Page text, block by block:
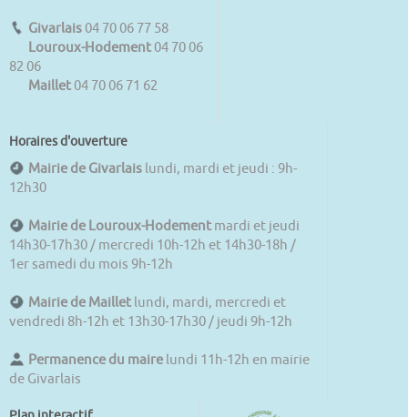
Givarlais 04 70 06 77 58
Louroux-Hodement 04 70 06
82 06
Maillet 04 70 06 71 62
Horaires d'ouverture
Mairie de Givarlais lundi, mardi et jeudi : 9h-
12h30
Mairie de Louroux-Hodement mardi et jeudi
14h30-17h30 / mercredi 10h-12h et 14h30-18h /
1er samedi du mois 9h-12h
Mairie de Maillet lundi, mardi, mercredi et
vendredi 8h-12h et 13h30-17h30 / jeudi 9h-12h
Permanence du maire lundi 11h-12h en mairie
de Givarlais